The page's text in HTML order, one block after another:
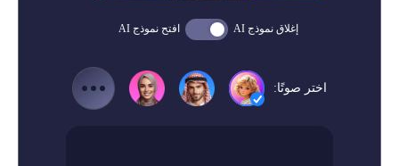
إغلاق نموذج AI افتح نموذج AI
اختر صوتًا: